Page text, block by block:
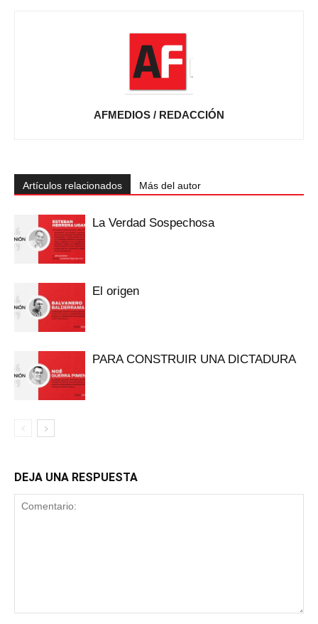
AFMEDIOS / REDACCIÓN
Artículos relacionados Más del autor
La Verdad Sospechosa
El origen
PARA CONSTRUIR UNA DICTADURA
DEJA UNA RESPUESTA